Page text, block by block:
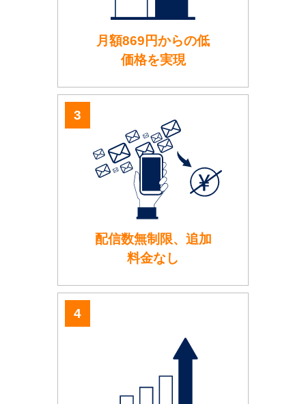
月額869円からの低
価格を実現
配信数無制限、追加
料金なし